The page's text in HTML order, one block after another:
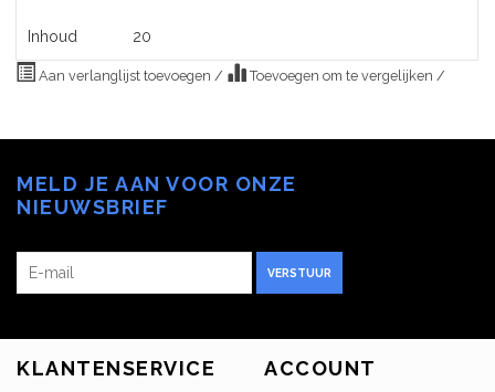
Inhoud 20
Aan verlanglijst toevoegen / Toevoegen om te vergelijken /
MELD JE AAN VOOR ONZE
NIEUWSBRIEF
VERSTUUR
KLANTENSERVICE ACCOUNT